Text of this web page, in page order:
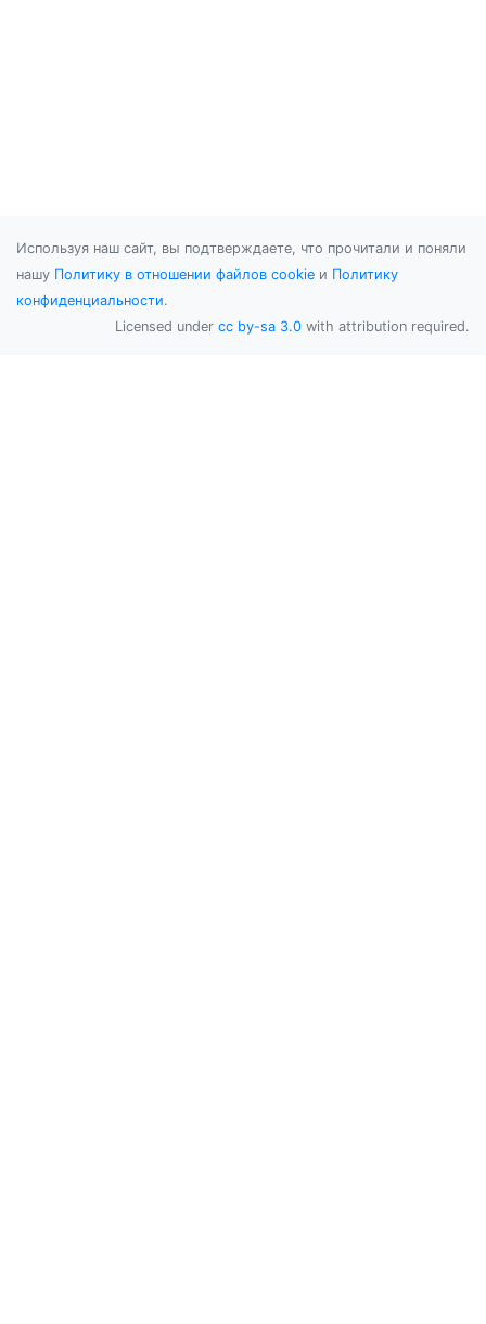
Используя наш сайт, вы подтверждаете, что прочитали и поняли
нашу Политику в отношении файлов cookie и Политику
конфиденциальности.
Licensed under cc by-sa 3.0 with attribution required.